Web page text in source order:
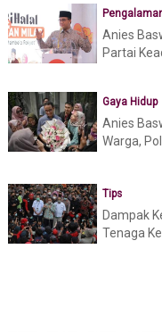
Anies
Partai
Gaya Hidup
Anies
Warga,
Tips
Dampak
Tenaga